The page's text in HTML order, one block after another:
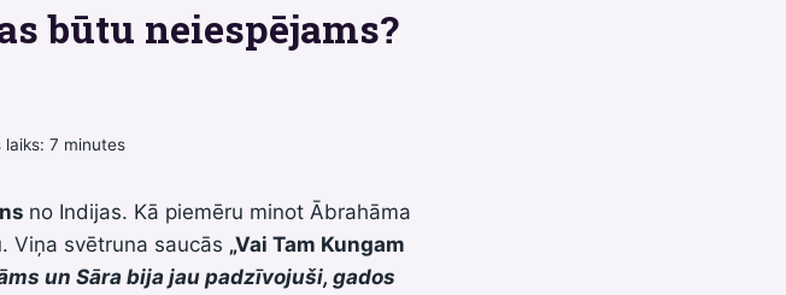
būtu neiespējams?
laiks: 7 minutes
no Indijas. Kā piemēru minot Ābrahāma
Viņa svētruna saucās „Vai Tam Kungam
un Sāra bija jau padzīvojuši, gados